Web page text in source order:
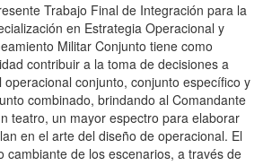
Trabajo Final de Integración para la
en Estrategia Operacional y
Militar Conjunto tiene como
contribuir a la toma de decisiones a
operacional conjunto, conjunto específico y
combinado, brindando al Comandante
teatro, un mayor espectro para elaborar
en el arte del diseño de operacional. El
cambiante de los escenarios, a través de